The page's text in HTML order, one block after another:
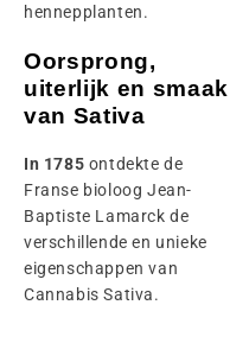
hennepplanten.
Oorsprong,
uiterlijk en smaak
van Sativa
In 1785 ontdekte de
Franse bioloog Jean-
Baptiste Lamarck de
verschillende en unieke
eigenschappen van
Cannabis Sativa.